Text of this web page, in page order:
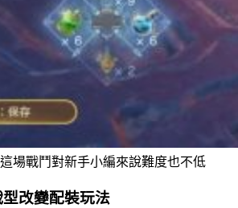
場戰鬥對新手小編來說難度也不低
改變配裝玩法